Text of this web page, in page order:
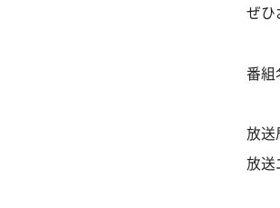
ぜひ
番
放
放